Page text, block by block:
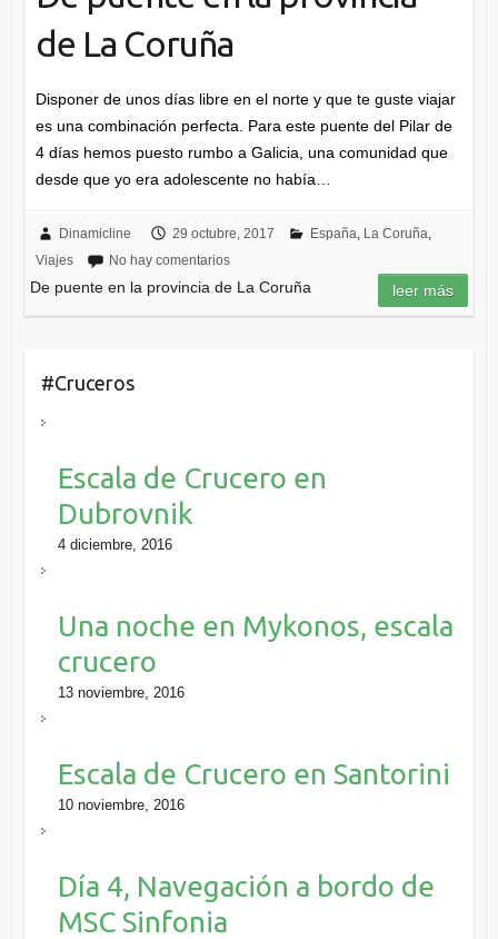
de La Coruña
Disponer de unos días libre en el norte y que te guste viajar
es una combinación perfecta. Para este puente del Pilar de
4 días hemos puesto rumbo a Galicia, una comunidad que
desde que yo era adolescente no había…
Dinamicline 29 octubre, 2017 España, La Coruña,
Viajes
No hay comentarios
De puente en la provincia de La Coruña leer más
#Cruceros
Escala de Crucero en
Dubrovnik
4 diciembre, 2016
Una noche en Mykonos, escala
crucero
13 noviembre, 2016
Escala de Crucero en Santorini
10 noviembre, 2016
Día 4, Navegación a bordo de
MSC Sinfonia